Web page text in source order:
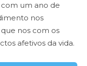
um ano de
nos
nos com os
afetivos da vida.